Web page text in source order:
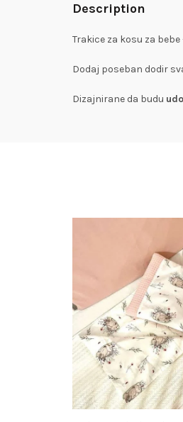
Description
Trakice za kosu za
Dodaj poseban dodir
Dizajnirane da budu